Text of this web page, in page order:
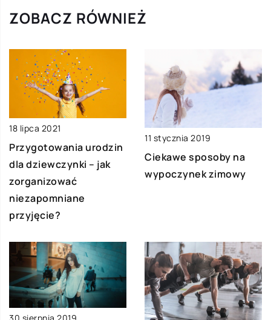
ZOBACZ RÓWNIEŻ
18 lipca 2021
Przygotowania urodzin
dla dziewczynki – jak
zorganizować
niezapomniane
przyjęcie?
11 stycznia 2019
Ciekawe sposoby na
wypoczynek zimowy